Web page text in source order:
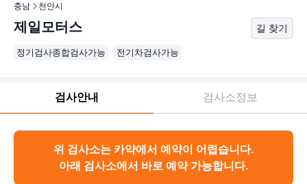
충남 천안시
제일모터스 길 찾기
정기검사종합검사가능 전기차검사가능
검사안내 검사소정보
위 검사소는 카약에서 예약이 어렵습니다.
아래 검사소에서 바로 예약 가능합니다.